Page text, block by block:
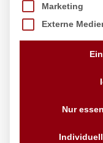
Marketing
Externe
Nur